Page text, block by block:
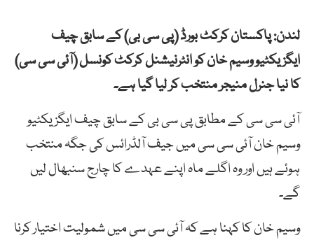
لندن: پاکستان کرکٹ بورڈ (پی سی بی) کے سابق چیف
ایگزیکٹیو وسیم خان کو انٹرنیشنل کرکٹ کونسل (آئی سی سی)
کا نیا جنرل منیجر منتخب کر لیا گیا ہے۔
آئی سی سی کے مطابق پی سی بی کے سابق چیف ایگزیکٹیو
وسیم خان آئی سی سی میں جیف آلڈرائس کی جگہ منتخب
ہوئے ہیں اور وہ اگلے ماہ اپنے عہدے کا چارج سنبھال لیں
گے۔
وسیم خان کا کہنا ہے کہ آئی سی سی میں شمولیت اختیار کرنا